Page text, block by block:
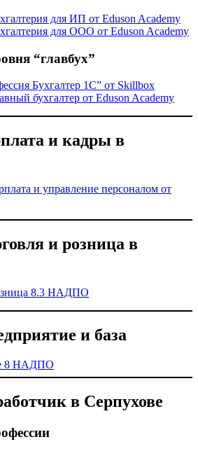
для ИП от Eduson Academy
для ООО от Eduson Academy
“главбух”
Бухгалтер 1С” от Skillbox
бухгалтер от Eduson Academy
и кадры в
и управление персоналом от
и розница в
8.3 НАДПО
и база
8 НАДПО
в Серпухове